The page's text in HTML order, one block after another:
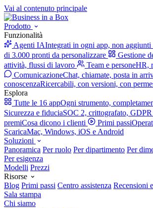
Vai al contenuto principale
Prodotto
Funzionalità
Agenti IAIntegrati in ogni app, non aggiunti
di 3.000 pronti da personalizzare
Gestione
attività, flussi di lavoro
Team e personeHR,
ComunicazioneChat, chiamate, posta in
conoscenzaRicercabili, con versioni, con
Esplora
Tutte le 16 appOgni strumento,
Sicurezza e fiduciaSOC 2, crittografato, GDPR
premiCosa dicono i clienti Primi passi
ScaricaMac, Windows, iOS e Android
Soluzioni
Panoramica Per ruolo Per dipartimento Per
Per esigenza
Modelli Prezzi
Risorse
Blog Primi passi Centro assistenza Recensioni
Sala stampa
Chi siamo